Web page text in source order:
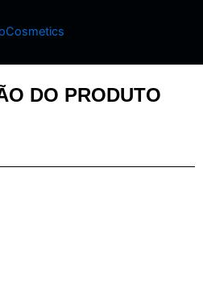
DO PRODUTO